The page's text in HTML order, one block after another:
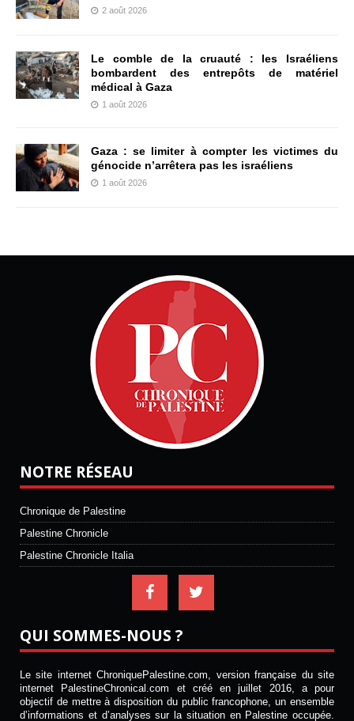
2 août 2026
Le comble de la cruauté : les Israéliens
bombardent des entrepôts de matériel
médical à Gaza
1 août 2026
Gaza : se limiter à compter les victimes du
génocide n’arrêtera pas les israéliens
1 août 2026
NOTRE RÉSEAU
Chronique de Palestine
Palestine Chronicle
Palestine Chronicle Italia
QUI SOMMES-NOUS ?
Le site internet ChroniquePalestine.com, version française du site
internet PalestineChronical.com et créé en juillet 2016, a pour
objectif de mettre à disposition du public francophone, un ensemble
d’informations et d’analyses sur la situation en Palestine occupée.